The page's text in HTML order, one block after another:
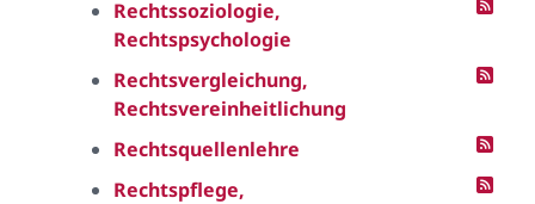
Rechtssoziologie,
Rechtspsychologie
Rechtsvergleichung,
Rechtsvereinheitlichung
Rechtsquellenlehre
Rechtspflege,